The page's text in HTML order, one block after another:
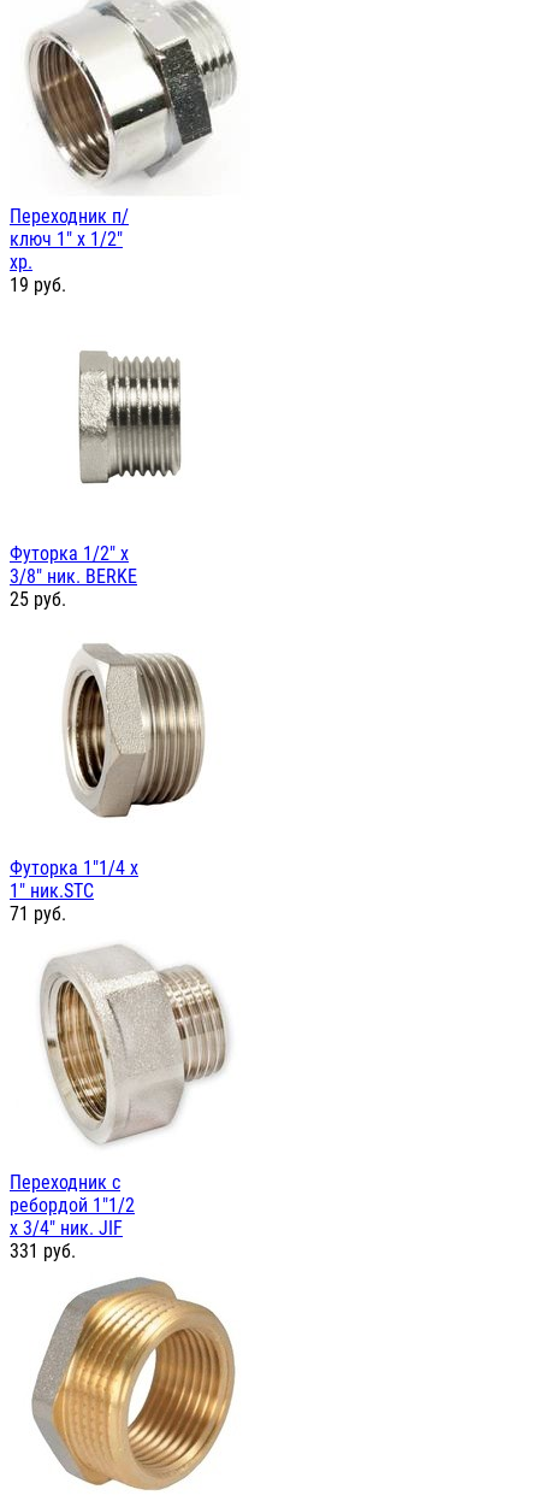
Переходник п/
ключ 1" х 1/2"
хр.
19 руб.
Футорка 1/2" х
3/8" ник. BERKE
25 руб.
Футорка 1"1/4 х
1" ник.STC
71 руб.
Переходник с
ребордой 1"1/2
х 3/4" ник. JIF
331 руб.